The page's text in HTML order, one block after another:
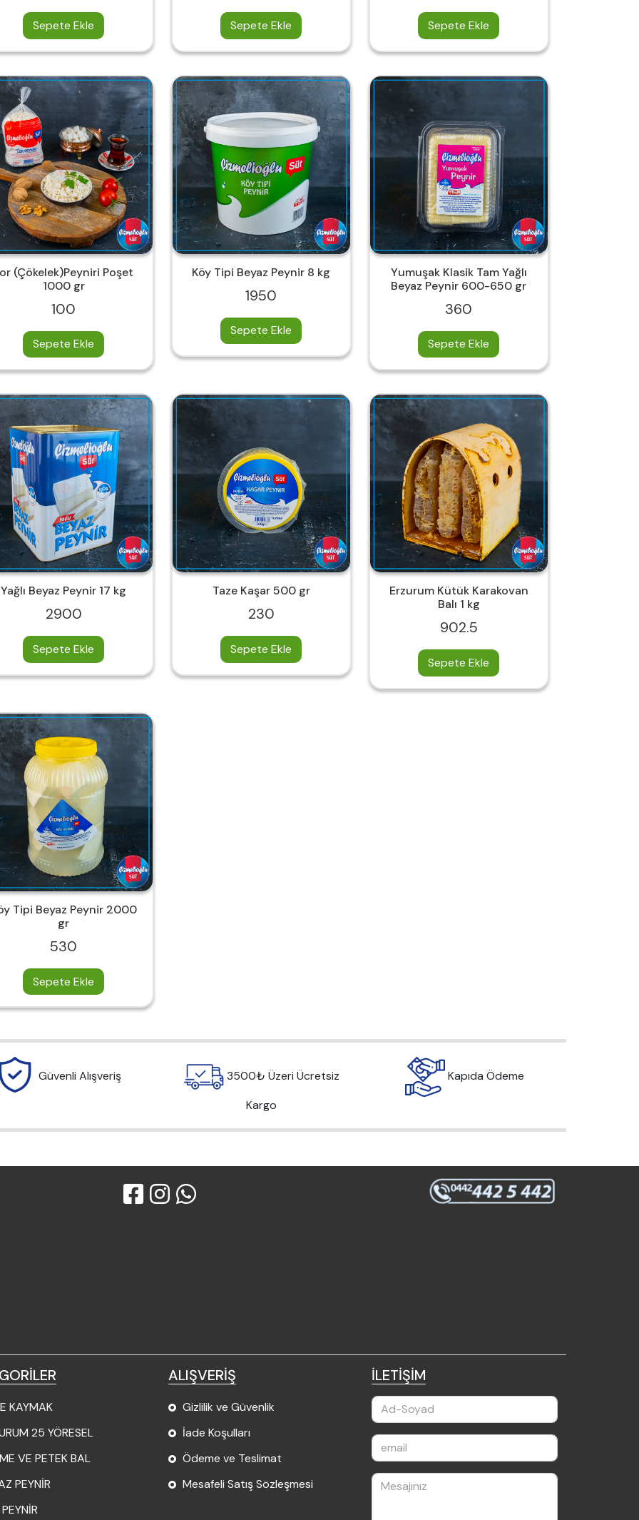
Sepete Ekle Sepete Ekle Sepete Ekle
(Çökelek)Peyniri Poşet
1000 gr
100
Sepete Ekle
Köy Tipi Beyaz Peynir 8 kg
1950
Sepete Ekle
Yumuşak Klasik Tam Yağlı
Beyaz Peynir 600-650 gr
360
Sepete Ekle
Yağlı Beyaz Peynir 17 kg
2900
Sepete Ekle
Taze Kaşar 500 gr
230
Sepete Ekle
Erzurum Kütük Karakovan
Balı 1 kg
902.5
Sepete Ekle
Tipi Beyaz Peynir 2000
gr
530
Sepete Ekle
Güvenli Alışveriş
3500₺ Üzeri Ücretsiz
Kargo
Kapıda Ödeme
KAYMAK
25 YÖRESEL
VE PETEK BAL
PEYNİR
ALIŞVERİŞ
Gizlilik ve Güvenlik
İade Koşulları
Ödeme ve Teslimat
Mesafeli Satış Sözleşmesi
İLETİŞİM